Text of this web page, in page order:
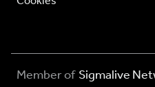
Member of Sigmalive